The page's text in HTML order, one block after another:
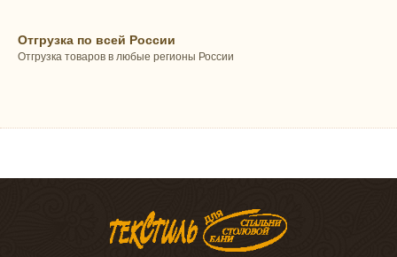
Отгрузка по всей России
Отгрузка товаров в любые регионы России